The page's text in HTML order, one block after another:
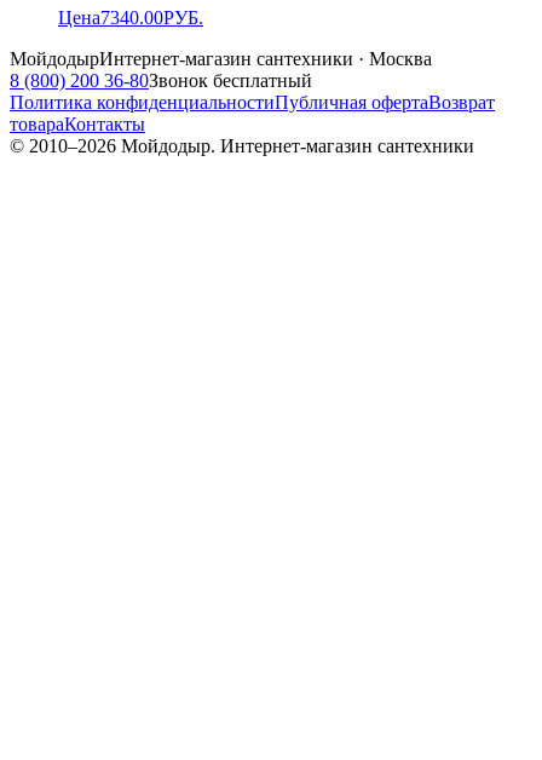
Цена7340.00РУБ.
МойдодырИнтернет-магазин сантехники · Москва
8 (800) 200 36-80Звонок бесплатный
Политика конфиденциальностиПубличная офертаВозврат
товараКонтакты
© 2010–2026 Мойдодыр. Интернет-магазин сантехники